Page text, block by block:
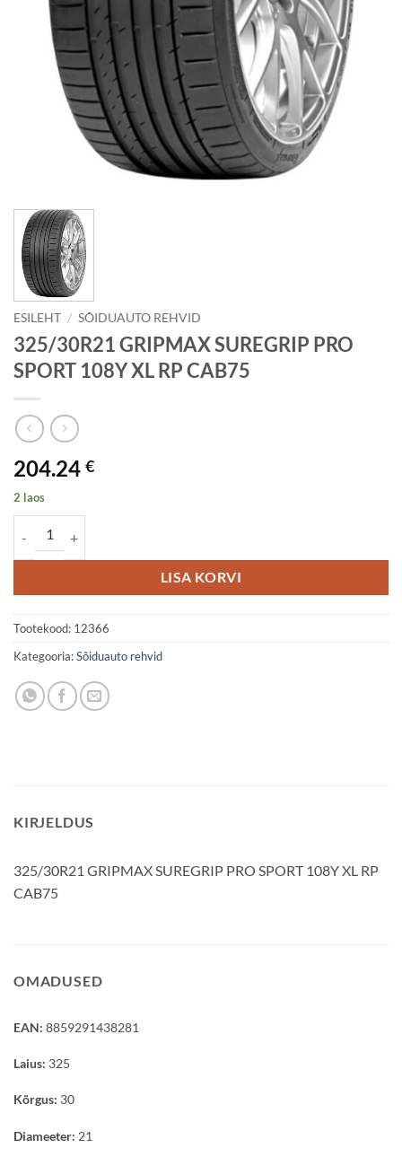
ESILEHT / SÕIDUAUTO REHVID
325/30R21 GRIPMAX SUREGRIP PRO
SPORT 108Y XL RP CAB75
204.24 €
2 laos
LISA KORVI
Tootekood: 12366
Kategooria:Sõiduauto rehvid
KIRJELDUS
325/30R21 GRIPMAX SUREGRIP PRO SPORT 108Y XL RP
CAB75
OMADUSED
EAN: 8859291438281
Laius: 325
Kõrgus: 30
Diameeter: 21